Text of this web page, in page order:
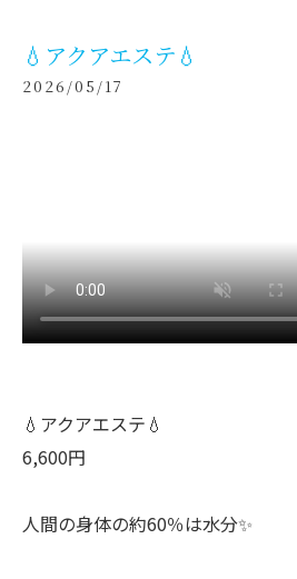
💧アクアエステ💧
2026/05/17
💧アクアエステ💧
6,600円
人間の身体の約60％は水分✨